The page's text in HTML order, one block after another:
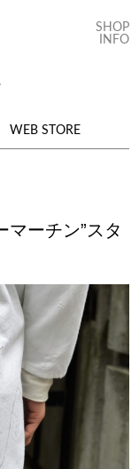
SHOP
INFO
移動
WEB STORE
マーチン”スタ